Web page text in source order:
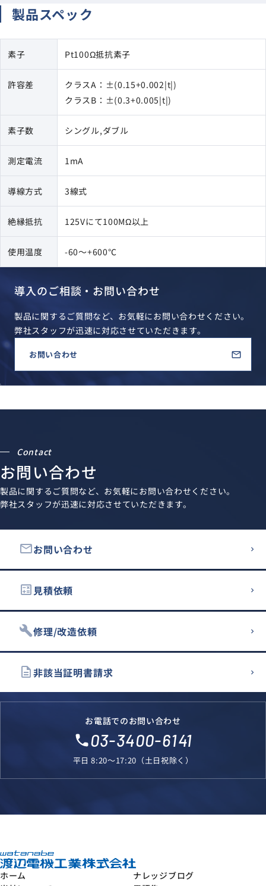
製品スペック
素子 Pt100Ω抵抗素子
許容差
クラスA：±(0.15+0.002|t|)
クラスB：±(0.3+0.005|t|)
素子数 シングル,ダブル
測定電流 1mA
導線方式 3線式
絶縁抵抗 125Vにて100MΩ以上
使用温度 -60～+600℃
導入のご相談・お問い合わせ
製品に関するご質問など、お気軽にお問い合わせください。
弊社スタッフが迅速に対応させていただきます。
お問い合わせ
Contact
お問い合わせ
製品に関するご質問など、お気軽にお問い合わせください。
弊社スタッフが迅速に対応させていただきます。
emailお問い合わせ
calculate見積依頼
build修理/改造依頼
description非該当証明書請求
お電話でのお問い合わせ
local_phone03-3400-6141
平日 8:20～17:20（土日祝除く）
ホーム
ナレッジブログ